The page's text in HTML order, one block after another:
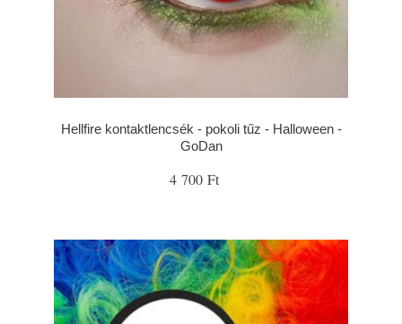
Hellfire kontaktlencsék - pokoli tűz - Halloween -
GoDan
4 700 Ft